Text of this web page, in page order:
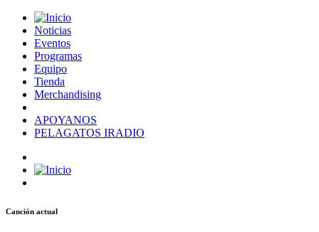
Noticias
Eventos
Programas
Equipo
Tienda
Merchandising
APOYANOS
PELAGATOS IRADIO
Canción actual